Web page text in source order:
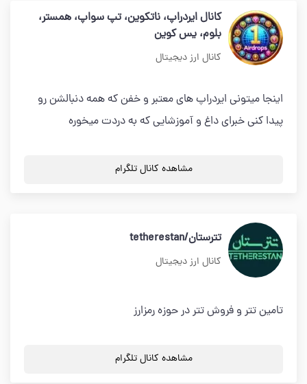
کانال ایردراپ، ناتکوین، تپ سواپ، همستر،
بلوم، یس کوین
کانال ارز دیجیتال
اینجا میتونی ایردراپ های معتبر و خفن که همه دنبالشن رو
پیدا کنی خبرای داغ و آموزشایی که به دردت میخوره
مشاهده کانال تلگرام
تترستان/tetherestan
کانال ارز دیجیتال
تامین تتر و فروش تتر در حوزه رمزارز
مشاهده کانال تلگرام